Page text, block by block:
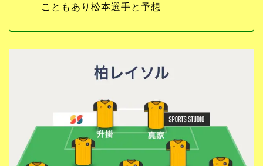
こともあり松本選手と予想